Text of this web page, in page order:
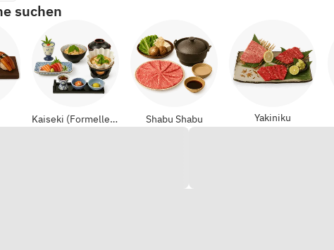
suchen
Kaiseki (Formelle Japanisch) Shabu Shabu Yakiniku